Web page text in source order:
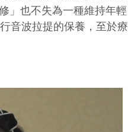
」也不失為一種維持年輕
音波拉提的保養，至於療